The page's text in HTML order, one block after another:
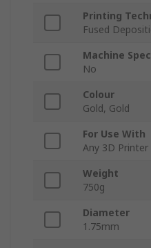
Printing
Fused
Machine
No
Colour
Gold, Gold
For Use With
Any 3D Printer
Weight
750g
Diameter
1.75mm